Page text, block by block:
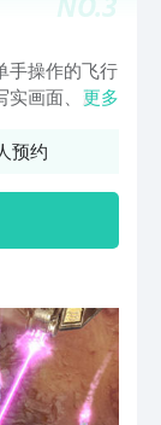
手操作的飞行
实画面、超真
的战斗，更
」 「身临其
的养成收
」 「神秘炫
的真人对
更多
预约